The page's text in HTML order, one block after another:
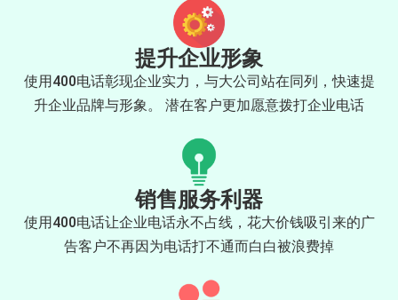
提升企业形象
使用400电话彰现企业实力，与大公司站在同列，快速提
升企业品牌与形象。 潜在客户更加愿意拨打企业电话
销售服务利器
使用400电话让企业电话永不占线，花大价钱吸引来的广
告客户不再因为电话打不通而白白被浪费掉